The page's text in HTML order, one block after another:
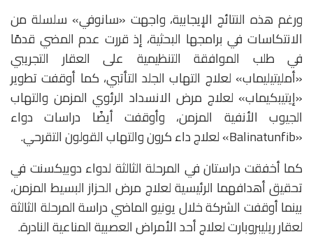
ورغم هذه النتائج الإيجابية، واجهت «سانوفي» سلسلة من
الانتكاسات في برامجها البحثية، إذ قررت عدم المضي قدمًا
في طلب الموافقة التنظيمية على العقار التجريبي
«أمليتيليماب» لعلاج التهاب الجلد التأتبي، كما أوقفت تطوير
«إيتيبكيماب» لعلاج مرض الانسداد الرئوي المزمن والتهاب
الجيوب الأنفية المزمن، وأوقفت أيضًا دراسات دواء
«Balinatunfib» لعلاج داء كرون والتهاب القولون التقرحي.
كما أخفقت دراستان في المرحلة الثالثة لدواء دوبيكسنت في
تحقيق أهدافهما الرئيسية لعلاج مرض الحزاز البسيط المزمن،
بينما أوقفت الشركة خلال يونيو الماضي دراسة المرحلة الثالثة
لعقار ريليبروبارت لعلاج أحد الأمراض العصبية المناعية النادرة.